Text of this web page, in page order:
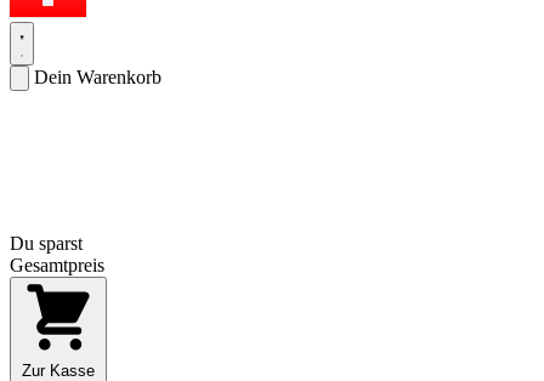
Dein Warenkorb
Du sparst
Gesamtpreis
Zur Kasse